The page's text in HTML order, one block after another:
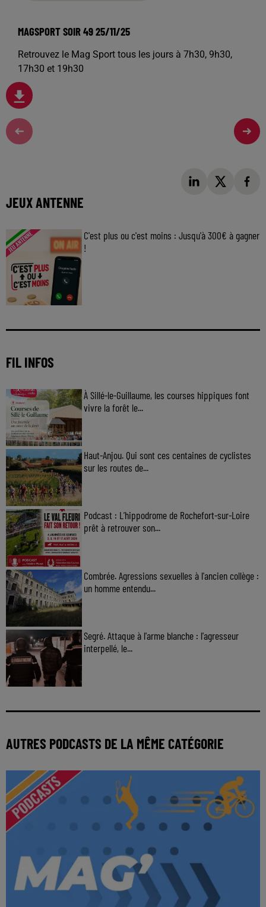
MAGSPORT SOIR 49 25/11/25
Retrouvez le Mag Sport tous les jours à 7h30, 9h30,
17h30 et 19h30
JEUX ANTENNE
C'est plus ou c'est moins : Jusqu'à 300€ à gagner
!
FIL INFOS
À Sillé-le-Guillaume, les courses hippiques font
vivre la forêt le...
Haut-Anjou. Qui sont ces centaines de cyclistes
sur les routes de...
Podcast : L’hippodrome de Rochefort-sur-Loire
prêt à retrouver son...
Combrée. Agressions sexuelles à l'ancien collège :
un homme entendu...
Segré. Attaque à l'arme blanche : l'agresseur
interpellé, le...
AUTRES PODCASTS DE LA MÊME CATÉGORIE